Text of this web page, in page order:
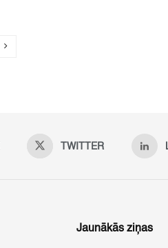
TWITTER
Jaunākās ziņas